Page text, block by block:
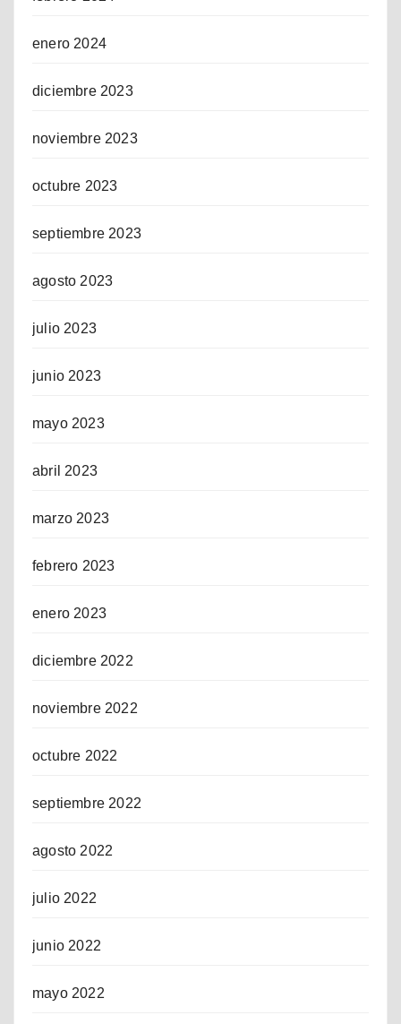
enero 2024
diciembre 2023
noviembre 2023
octubre 2023
septiembre 2023
agosto 2023
julio 2023
junio 2023
mayo 2023
abril 2023
marzo 2023
febrero 2023
enero 2023
diciembre 2022
noviembre 2022
octubre 2022
septiembre 2022
agosto 2022
julio 2022
junio 2022
mayo 2022